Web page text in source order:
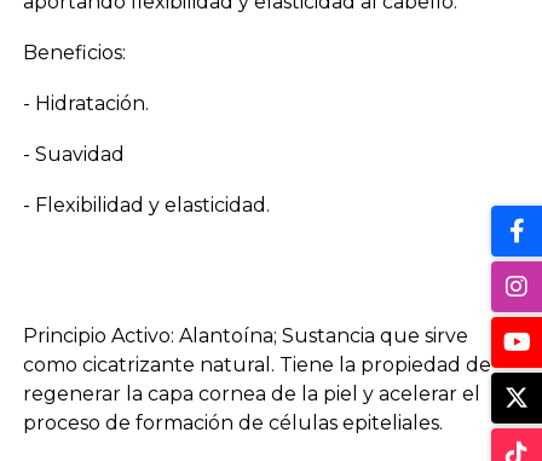
Beneficios:
- Hidratación.
- Suavidad
- Flexibilidad y elasticidad.
Principio Activo: Alantoína; Sustancia que sirve
como cicatrizante natural. Tiene la propiedad de
regenerar la capa cornea de la piel y acelerar el
proceso de formación de células epiteliales.